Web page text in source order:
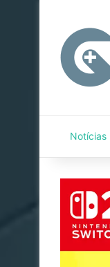
Notícias